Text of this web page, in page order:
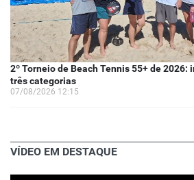
2º Torneio de Beach Tennis 55+ de 2026:
três categorias
07/08/2026 12:15
VÍDEO EM DESTAQUE